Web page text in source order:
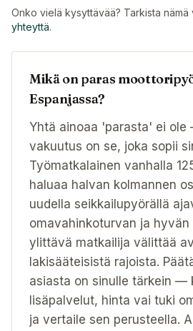
Onko vielä kysyttävää? Tarkista nämä
yhteyttä.
Mikä on paras
Espanjassa?
Yhtä ainoaa 'parasta' ei ole
vakuutus on se, joka sopii
Työmatkalainen vanhalla
haluaa halvan kolmannen
uudella seikkailupyörällä
omavahinkoturvan ja
ylittävä matkailija välittää
lakisääteisistä rajoista.
asiasta on sinulle tärkein —
lisäpalvelut, hinta vai tuki
ja vertaile sen perusteella.